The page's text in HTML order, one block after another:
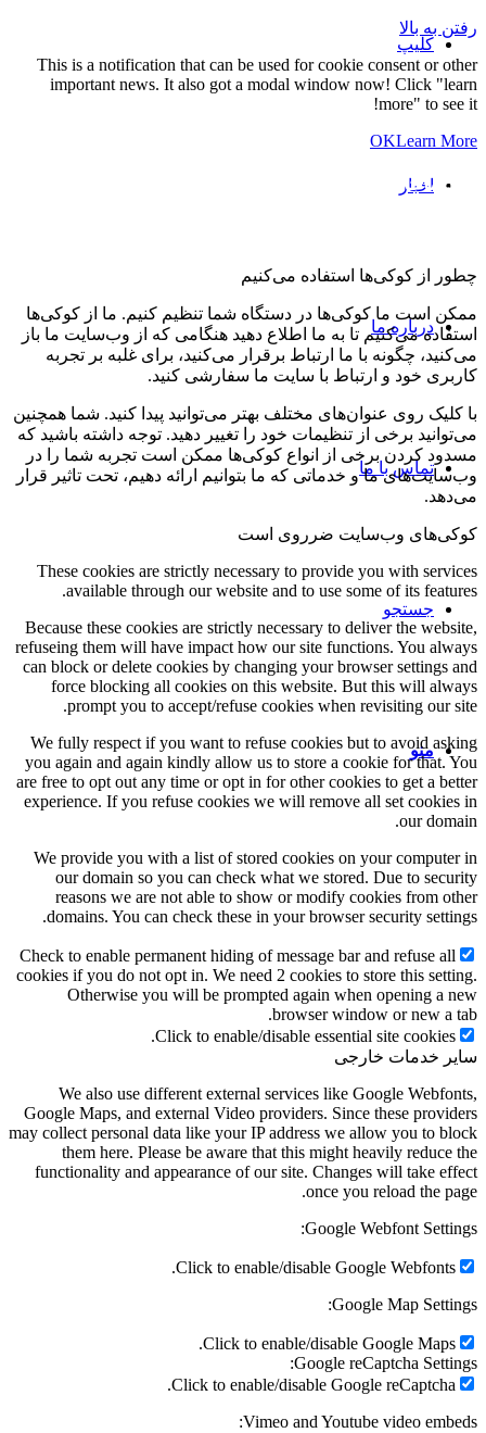
کلیپ
اخبار
درباره ما
تماس با ما
جستجو
منو
رفتن به بالا
This is a notification that can be used for cookie consent or other
important news. It also got a modal window now! Click "learn
more" to see it!
OKLearn More
تنظیمات کوکی و حریم خصوصی
چطور از کوکی‌ها استفاده می‌کنیم
ممکن است ما کوکی‌ها در دستگاه شما تنظیم کنیم. ما از کوکی‌ها
استفاده می‌کنیم تا به ما اطلاع دهید هنگامی که از وب‌سایت ما باز
می‌کنید، چگونه با ما ارتباط برقرار می‌کنید، برای غلبه بر تجربه
کاربری خود و ارتباط با سایت ما سفارشی کنید.
با کلیک روی عنوان‌های مختلف بهتر می‌توانید پیدا کنید. شما همچنین
می‌توانید برخی از تنظیمات خود را تغییر دهید. توجه داشته باشید که
مسدود کردن برخی از انواع کوکی‌ها ممکن است تجربه شما را در
وب‌سایت‌های ما و خدماتی که ما بتوانیم ارائه دهیم، تحت تاثیر قرار
می‌دهد.
کوکی‌های وب‌سایت ضرروی است
These cookies are strictly necessary to provide you with services
available through our website and to use some of its features.
Because these cookies are strictly necessary to deliver the website,
refuseing them will have impact how our site functions. You always
can block or delete cookies by changing your browser settings and
force blocking all cookies on this website. But this will always
prompt you to accept/refuse cookies when revisiting our site.
We fully respect if you want to refuse cookies but to avoid asking
you again and again kindly allow us to store a cookie for that. You
are free to opt out any time or opt in for other cookies to get a better
experience. If you refuse cookies we will remove all set cookies in
our domain.
We provide you with a list of stored cookies on your computer in
our domain so you can check what we stored. Due to security
reasons we are not able to show or modify cookies from other
domains. You can check these in your browser security settings.
Check to enable permanent hiding of message bar and refuse all
cookies if you do not opt in. We need 2 cookies to store this setting.
Otherwise you will be prompted again when opening a new
browser window or new a tab.
Click to enable/disable essential site cookies.
سایر خدمات خارجی
We also use different external services like Google Webfonts,
Google Maps, and external Video providers. Since these providers
may collect personal data like your IP address we allow you to block
them here. Please be aware that this might heavily reduce the
functionality and appearance of our site. Changes will take effect
once you reload the page.
Google Webfont Settings:
Click to enable/disable Google Webfonts.
Google Map Settings:
Click to enable/disable Google Maps.
Google reCaptcha Settings:
Click to enable/disable Google reCaptcha.
Vimeo and Youtube video embeds: